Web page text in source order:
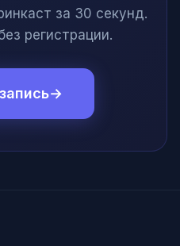
за 30 секунд.
регистрации.
→